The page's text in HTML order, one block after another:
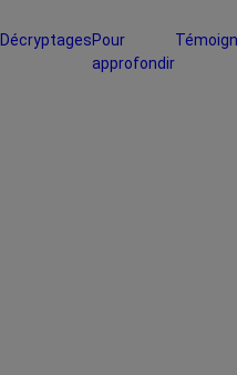
DécryptagesPour
approfondir